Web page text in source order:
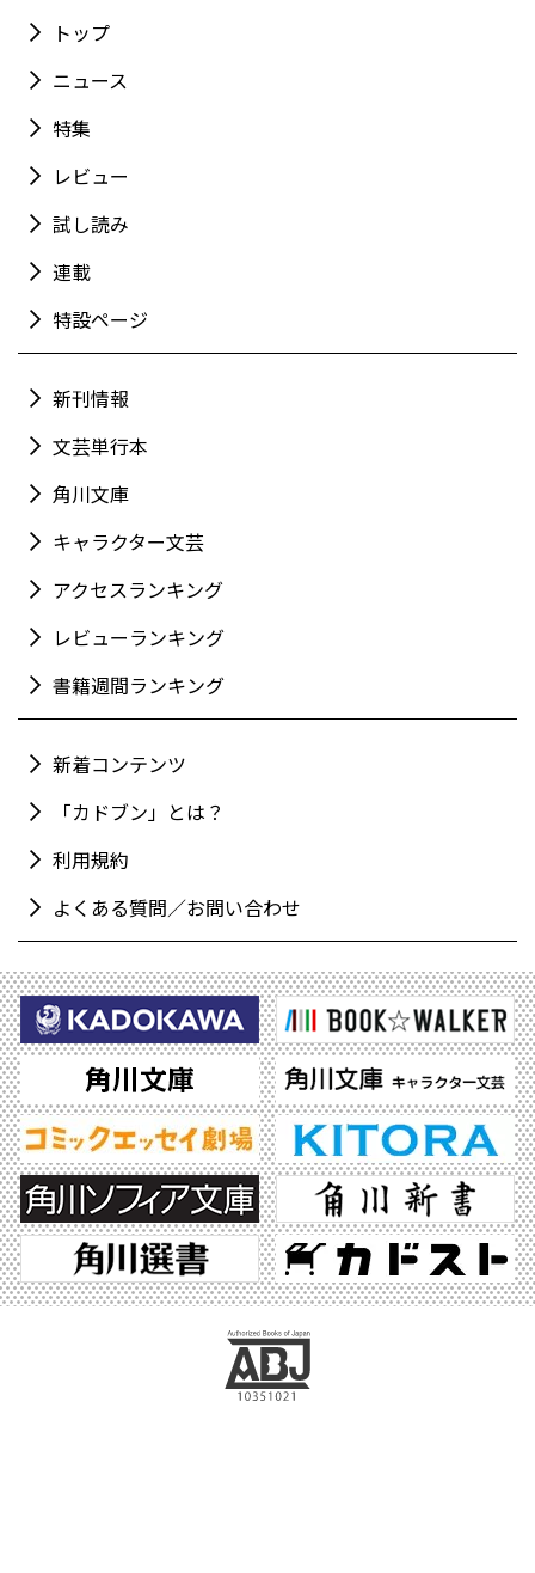
トップ
ニュース
特集
レビュー
試し読み
連載
特設ページ
新刊情報
文芸単行本
角川文庫
キャラクター文芸
アクセスランキング
レビューランキング
書籍週間ランキング
新着コンテンツ
「カドブン」とは？
利用規約
よくある質問／お問い合わせ